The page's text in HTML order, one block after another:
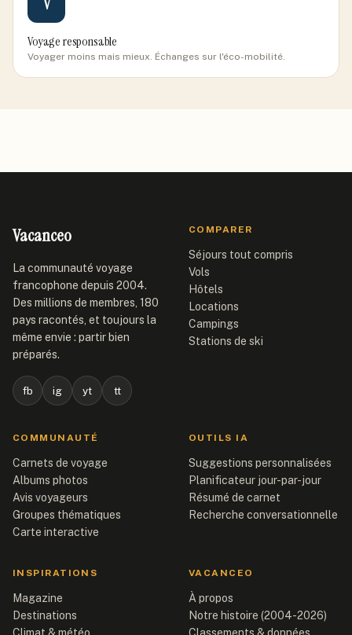
Voyage responsable
Voyager moins mais mieux. Échanges sur l'éco-mobilité.
Vacanceo
La communauté voyage
francophone depuis 2004.
Des millions de membres, 180
pays racontés, et toujours la
même envie : partir bien
préparés.
fb ig yt tt
COMPARER
Séjours tout compris
Vols
Hôtels
Locations
Campings
Stations de ski
COMMUNAUTÉ
Carnets de voyage
Albums photos
Avis voyageurs
Groupes thématiques
Carte interactive
OUTILS IA
Suggestions personnalisées
Planificateur jour-par-jour
Résumé de carnet
Recherche conversationnelle
INSPIRATIONS
Magazine
Destinations
VACANCEO
À propos
Notre histoire (2004-2026)